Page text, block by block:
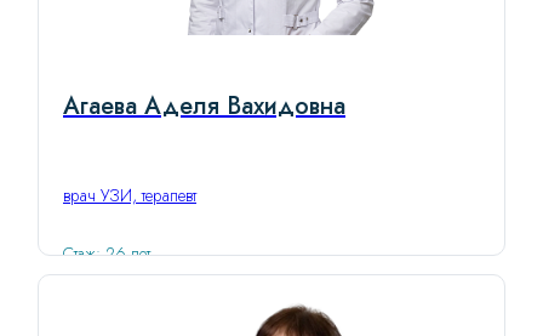
Агаева Аделя Вахидовна
врач УЗИ, терапевт
Стаж: 26 лет